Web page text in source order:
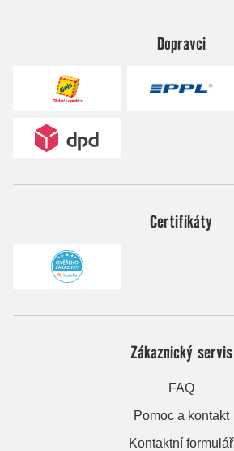
Dopravci
Certifikáty
Zákaznický servis
FAQ
Pomoc a kontakt
Kontaktní formulář